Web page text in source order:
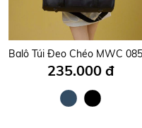
235.000 đ